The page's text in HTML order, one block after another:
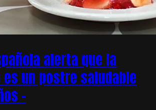
alerta que la
un postre saludable
–